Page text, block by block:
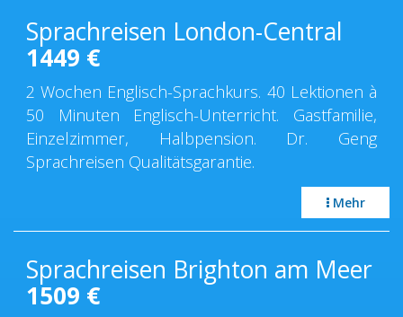
Sprachreisen London-Central
1449 €
2 Wochen Englisch-Sprachkurs. 40 Lektionen à
50 Minuten Englisch-Unterricht. Gastfamilie,
Einzelzimmer, Halbpension. Dr. Geng
Sprachreisen Qualitätsgarantie.
Mehr
Sprachreisen Brighton am Meer
1509 €